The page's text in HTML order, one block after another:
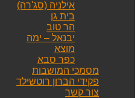
אילניה (סג'רה)
בית גן
הר טוב
יבנאל – ימה
מוצא
כפר סבא
מסמכי המושבות
פקידי הברון רוטשילד
צור קשר